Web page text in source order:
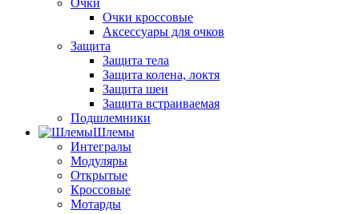
Очки кроссовые
Аксессуары для очков
Защита
Защита тела
Защита колена, локтя
Защита шеи
Защита встраиваемая
Подшлемники
Шлемы
Интегралы
Модуляры
Открытые
Кроссовые
Мотарды